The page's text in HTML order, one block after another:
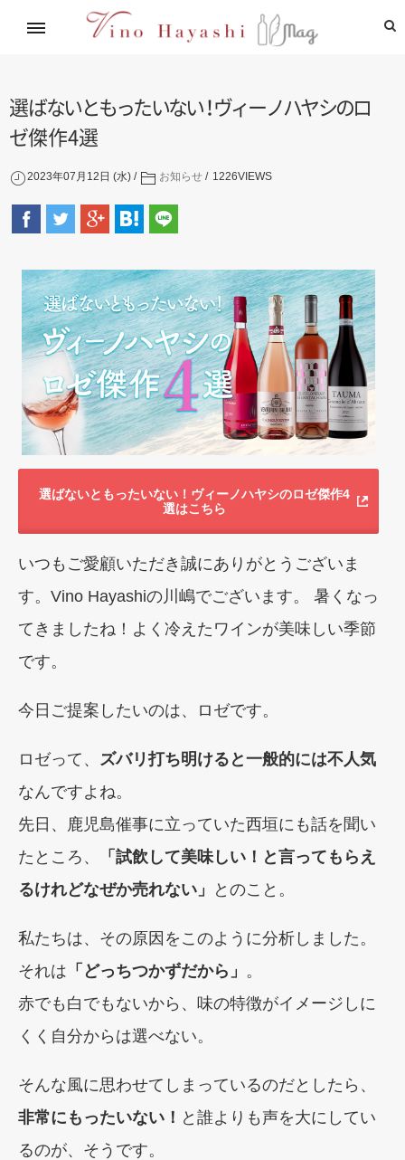
林基就イタリア紀行
レシピ
選ばないともったいない！ヴィーノハヤシのロ
ゼ傑作4選
2023年07月12日 (水) お知らせ 1226VIEWS
選ばないともったいない！ヴィーノハヤシのロゼ傑作4
選はこちら
いつもご愛顧いただき誠にありがとうございま
す。Vino Hayashiの川嶋でございます。 暑くなっ
てきましたね！よく冷えたワインが美味しい季節
です。
今日ご提案したいのは、ロゼです。
ロゼって、
ズバリ打ち明けると一般的には不人気
なんですよね。
先日、鹿児島催事に立っていた西垣にも話を聞い
たところ、
「試飲して美味しい！と言ってもらえ
るけれどなぜか売れない」
とのこと。
私たちは、その原因をこのように分析しました。
それは 「どっちつかずだから」 。
赤でも白でもないから、味の特徴がイメージしに
くく自分からは選べない。
そんな風に思わせてしまっているのだとしたら、
非常にもったいない！ と誰よりも声を大にしてい
るのが、そうです。